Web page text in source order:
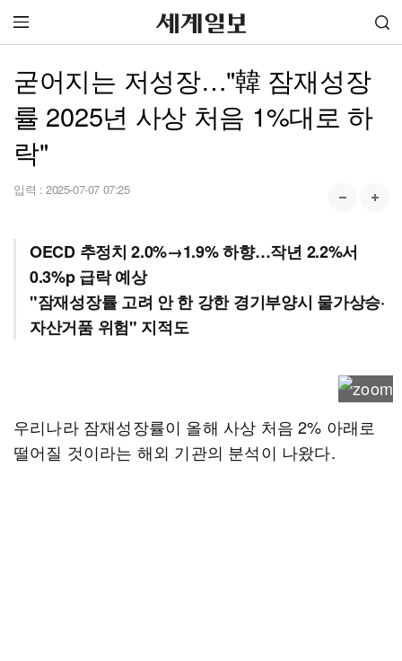
굳어지는 저성장…"韓 잠재성장
률 2025년 사상 처음 1%대로 하
락"
입력 : 2025-07-07 07:25
OECD 추정치 2.0%→1.9% 하향…작년 2.2%서
0.3%p 급락 예상
"잠재성장률 고려 안 한 강한 경기부양시 물가상승·
자산거품 위험" 지적도
우리나라 잠재성장률이 올해 사상 처음 2% 아래로
떨어질 것이라는 해외 기관의 분석이 나왔다.